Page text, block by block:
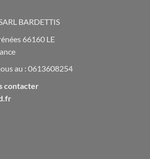
BARDETTIS
66160 LE
au : 0613608254
contacter